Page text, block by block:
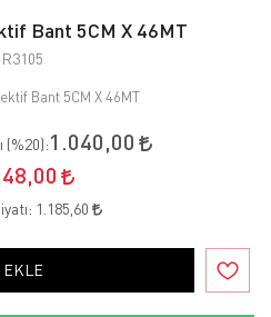
Bant 5CM X 46MT
R3105
Bant 5CM X 46MT
(%20):1.040,00
1.185,60
EKLE